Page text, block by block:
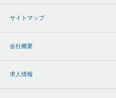
サイトマップ
会社概要
求人情報